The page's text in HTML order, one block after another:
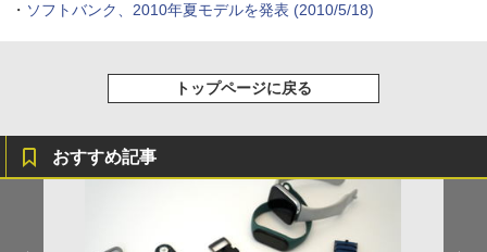
・ ソフトバンク、2010年夏モデルを発表 (2010/5/18)
トップページに戻る
おすすめ記事